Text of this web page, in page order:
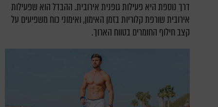
דרך נוספת היא פעילות גופנית אירובית. ההבדל הוא שפעילות
אירובית שורפת קלוריות בזמן האימון, ואימוני כוח משפיעים על
קצב חילוף החומרים בטווח הארוך.